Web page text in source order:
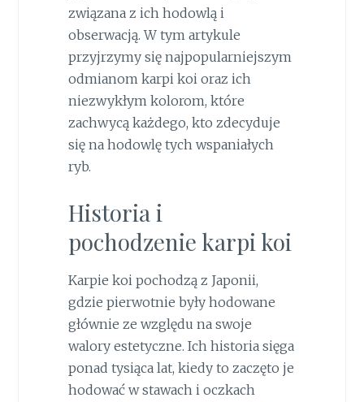
związana z ich hodowlą i
obserwacją. W tym artykule
przyjrzymy się najpopularniejszym
odmianom karpi koi oraz ich
niezwykłym kolorom, które
zachwycą każdego, kto zdecyduje
się na hodowlę tych wspaniałych
ryb.
Historia i
pochodzenie karpi koi
Karpie koi pochodzą z Japonii,
gdzie pierwotnie były hodowane
głównie ze względu na swoje
walory estetyczne. Ich historia sięga
ponad tysiąca lat, kiedy to zaczęto je
hodować w stawach i oczkach